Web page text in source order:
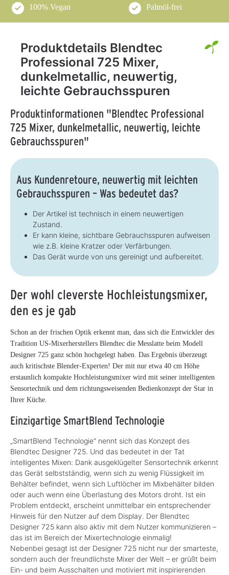
100% Vegan Palmöl-frei
Produktdetails Blendtec
Professional 725 Mixer,
dunkelmetallic, neuwertig,
leichte Gebrauchsspuren
Produktinformationen "Blendtec Professional
725 Mixer, dunkelmetallic, neuwertig, leichte
Gebrauchsspuren"
Aus Kundenretoure, neuwertig mit leichten
Gebrauchsspuren – Was bedeutet das?
Der Artikel ist technisch in einem neuwertigen
Zustand.
Er kann kleine, sichtbare Gebrauchsspuren aufweisen
wie z.B. kleine Kratzer oder Verfärbungen.
Das Gerät wurde von uns gereinigt und aufbereitet.
Der wohl cleverste Hochleistungsmixer,
den es je gab
Schon an der frischen Optik erkennt man, dass sich die Entwickler des
Tradition US-Mixerherstellers Blendtec die Messlatte beim Modell
Designer 725 ganz schön hochgelegt haben. Das Ergebnis überzeugt
auch kritischste Blender-Experten! Der mit nur etwa 40 cm Höhe
erstaunlich kompakte Hochleistungsmixer wird mit seiner intelligenten
Sensortechnik und dem richtungsweisenden Bedienkonzept der Star in
Ihrer Küche.
Einzigartige SmartBlend Technologie
„SmartBlend Technologie“ nennt sich das Konzept des
Blendtec Designer 725. Und das bedeutet in der Tat
intelligentes Mixen: Dank ausgeklügelter Sensortechnik erkennt
das Gerät selbstständig, wenn sich zu wenig Flüssigkeit im
Behälter befindet, wenn sich Luftlöcher im Mixbehälter bilden
oder auch wenn eine Überlastung des Motors droht. Ist ein
Problem entdeckt, erscheint unmittelbar ein entsprechender
Hinweis für den Nutzer auf dem Display. Der Blendtec
Designer 725 kann also aktiv mit dem Nutzer kommunizieren –
das ist im Bereich der Mixertechnologie einmalig!
Nebenbei gesagt ist der Designer 725 nicht nur der smarteste,
sondern auch der freundlichste Mixer der Welt – er grüßt beim
Ein- und beim Ausschalten und motiviert mit inspirierenden